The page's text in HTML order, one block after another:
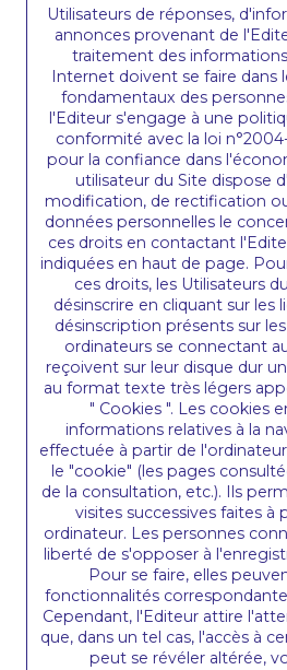
Utilisateurs de réponses,
annonces provenant de
traitement des
Internet doivent se faire dans
fondamentaux des
l'Editeur s'engage à une
conformité avec la loi
pour la confiance dans
utilisateur du Site dispose
modification, de rectification
données personnelles le
ces droits en contactant
indiquées en haut de page.
ces droits, les Utilisateurs
désinscrire en cliquant sur les
désinscription présents sur
ordinateurs se connectant
reçoivent sur leur disque dur
au format texte très légers
" Cookies ". Les cookies
informations relatives à la
effectuée à partir de
le "cookie" (les pages
de la consultation, etc.). Ils
visites successives faites à
ordinateur. Les personnes
liberté de s'opposer à
Pour se faire, elles
fonctionnalités
Cependant, l'Editeur attire
que, dans un tel cas, l'accès à
peut se révéler altérée,